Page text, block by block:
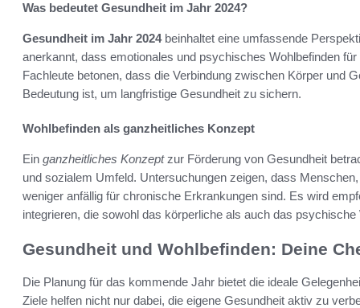
Was bedeutet Gesundheit im Jahr 2024?
Gesundheit im Jahr 2024beinhaltet eine umfassende
anerkannt, dass emotionales und psychisches Wohlbefinden
Fachleute betonen, dass die Verbindung zwischen Körper und
Bedeutung ist, um langfristige Gesundheit zu sichern.
Wohlbefinden als ganzheitliches Konzept
Ein ganzheitliches Konzeptzur Förderung von Gesundheit
und sozialem Umfeld. Untersuchungen zeigen, dass
weniger anfällig für chronische Erkrankungen sind. Es wird
integrieren, die sowohl das körperliche als auch das psychische
Gesundheit und Wohlbefinden: Deine
Die Planung für das kommende Jahr bietet die ideale
Ziele helfen nicht nur dabei, die eigene Gesundheit aktiv zu